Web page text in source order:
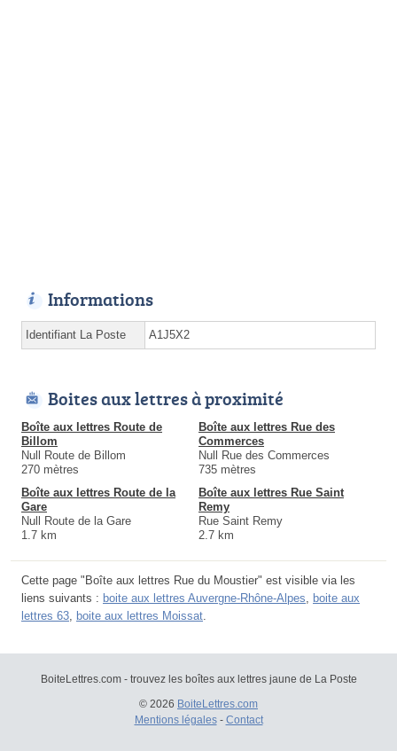
Informations
Identifiant La Poste A1J5X2
Boites aux lettres à proximité
Boîte aux lettres Route de
Billom
Null Route de Billom
270 mètres
Boîte aux lettres Rue des
Commerces
Null Rue des Commerces
735 mètres
Boîte aux lettres Route de la
Gare
Null Route de la Gare
1.7 km
Boîte aux lettres Rue Saint
Remy
Rue Saint Remy
2.7 km
Cette page "Boîte aux lettres Rue du Moustier" est visible via les
liens suivants : boite aux lettres Auvergne-Rhône-Alpes
boite aux
lettres 63 boite aux lettres Moissat
BoiteLettres.com - trouvez les boîtes aux lettres jaune de La Poste
© 2026 BoiteLettres.com
Mentions légales- Contact